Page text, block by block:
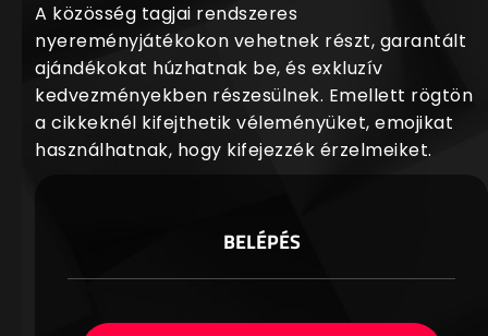
A közösség tagjai rendszeres
nyereményjátékokon vehetnek részt, garantált
ajándékokat húzhatnak be, és exkluzív
kedvezményekben részesülnek. Emellett rögtön
a cikkeknél kifejthetik véleményüket, emojikat
használhatnak, hogy kifejezzék érzelmeiket.
BELÉPÉS